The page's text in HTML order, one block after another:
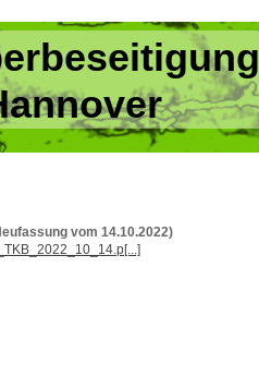
vom 14.10.2022)